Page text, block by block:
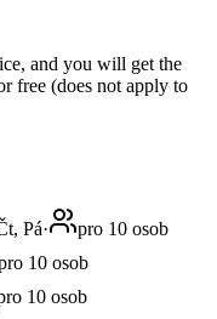
and you will get the
free (does not apply to
Pá·
pro 10 osob
10 osob
10 osob